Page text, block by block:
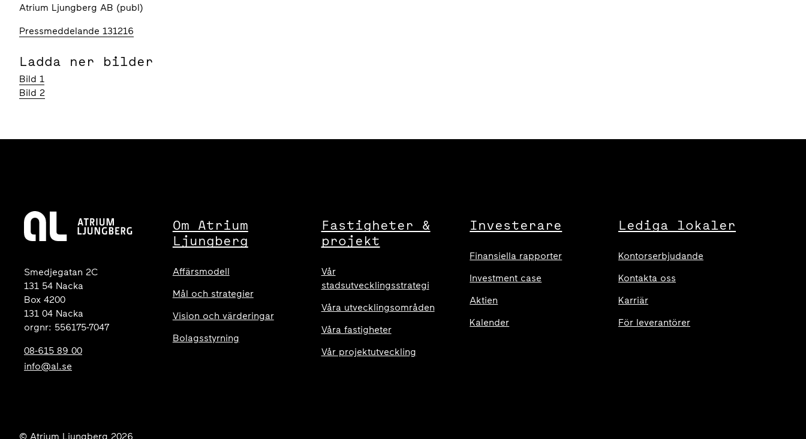
Atrium Ljungberg AB (publ)
Pressmeddelande 131216
Ladda ner bilder
Bild 1
Bild 2
Smedjegatan 2C
131 54 Nacka
Box 4200
131 04 Nacka
orgnr: 556175-7047
08-615 89 00
info@al.se
Om Atrium
Ljungberg
Affärsmodell
Mål och strategier
Vision och värderingar
Bolagsstyrning
Fastigheter &
projekt
Vår
stadsutvecklingsstrategi
Våra utvecklingsområden
Våra fastigheter
Vår projektutveckling
Investerare
Finansiella rapporter
Investment case
Aktien
Kalender
Lediga lokaler
Kontorserbjudande
Kontakta oss
Karriär
För leverantörer
© Atrium Ljungberg 2026